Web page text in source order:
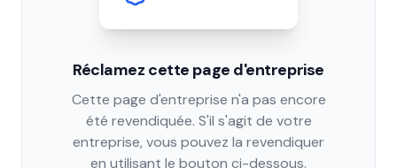
Réclamez cette page d'entreprise
Cette page d'entreprise n'a pas encore
été revendiquée. S'il s'agit de votre
entreprise, vous pouvez la revendiquer
en utilisant le bouton ci-dessous.